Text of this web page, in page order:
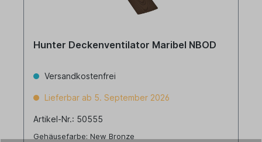
Hunter Deckenventilator Maribel NBOD
Versandkostenfrei
Lieferbar ab 5. September 2026
Artikel-Nr.: 50555
Gehäusefarbe: New Bronze